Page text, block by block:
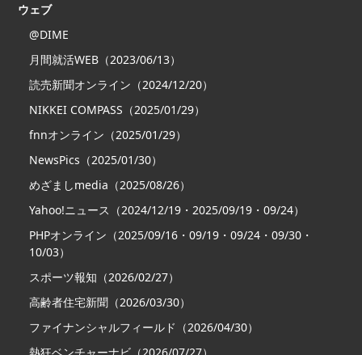
ウェブ
@DIME
月間就活WEB（2023/06/13）
読売新聞オンライン（2024/12/20）
NIKKEI COMPASS（2025/01/29）
fnnオンライン（2025/01/29）
NewsPics（2025/01/30）
めざましmedia（2025/08/26）
Yahoo!ニュース（2024/12/19・2025/09/19・09/24）
PHPオンライン（2025/09/16・09/19・09/24・09/30・
10/03）
スポーツ報知（2026/02/27）
高齢者住宅新聞（2026/03/30）
ファイナンシャルフィールド（2026/04/30）
熱狂ベンチャーナビ（2026/07/27）